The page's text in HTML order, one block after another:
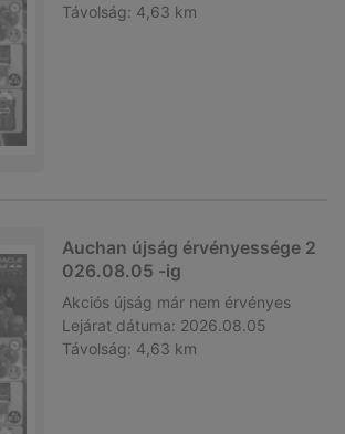
Távolság: 4,63 km
Auchan újság érvényessége 2
026.08.05 -ig
Akciós újság már nem érvényes
Lejárat dátuma: 2026.08.05
Távolság: 4,63 km